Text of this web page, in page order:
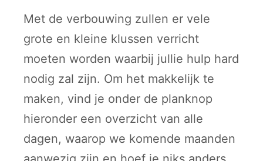
Met de verbouwing zullen er vele
grote en kleine klussen verricht
moeten worden waarbij jullie hulp hard
nodig zal zijn. Om het makkelijk te
maken, vind je onder de planknop
hieronder een overzicht van alle
dagen, waarop we komende maanden